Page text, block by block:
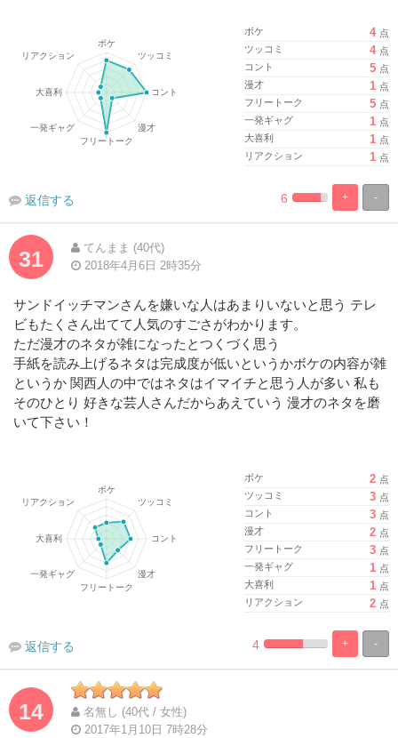
ボケ 4 点
ツッコミ
4 点
コント
5 点
漫才
1 点
フリートーク
5 点
一発ギャグ
1 点
大喜利
1 点
リアクション
1 点
-
+
%
100%
6
返信する
31
てんまま (40代)
2018年4月6日 2時35分
サンドイッチマンさんを嫌いな人はあまりいないと思う テレ
ビもたくさん出てて人気のすごさがわかります。
ただ漫才のネタが雑になったとつくづく思う
手紙を読み上げるネタは完成度が低いというかボケの内容が雑
というか 関西人の中ではネタはイマイチと思う人が多い 私も
そのひとり 好きな芸人さんだからあえていう 漫才のネタを磨
いて下さい！
ボケ 2 点
ツッコミ
3 点
コント
3 点
漫才
2 点
フリートーク
3 点
一発ギャグ
1 点
大喜利
1 点
リアクション
2 点
-
+
%
100%
4
返信する
14
名無し (40代 / 女性)
2017年1月10日 7時28分